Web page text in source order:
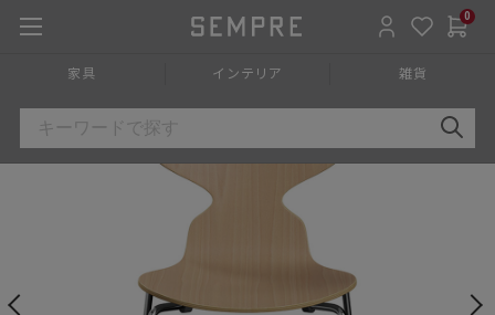
0
家具 インテリア 雑貨
HOME チェア椅子 » ダイニングチェア » アームレスチ